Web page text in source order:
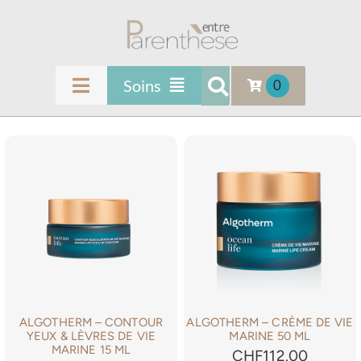
Toggle
Navigation
SOINS
FORMATIONS
Soins
Beauté du Regard
Médecine Esthétique
Épilations
0
ALGOTHERM – CONTOUR
YEUX & LÈVRES DE VIE
MARINE 15 ML
ALGOTHERM – CRÈME DE VIE
MARINE 50 ML
CHF112.00